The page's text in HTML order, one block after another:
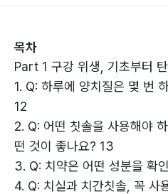
목차
Part 1 구강 위생, 기초부터
1. Q: 하루에 양치질은 몇 번
12
2. Q: 어떤 칫솔을 사용해야
떤 것이 좋나요? 13
3. Q: 치약은 어떤 성분을 확
4. ‌Q: 치실과 치간칫솔, 꼭 사